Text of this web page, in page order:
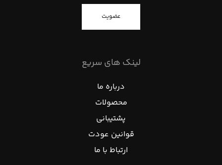
عضویت
لینک های سریع
درباره ما
محصولات
پشتیبانی
قوانین عودت
ارتباط با ما